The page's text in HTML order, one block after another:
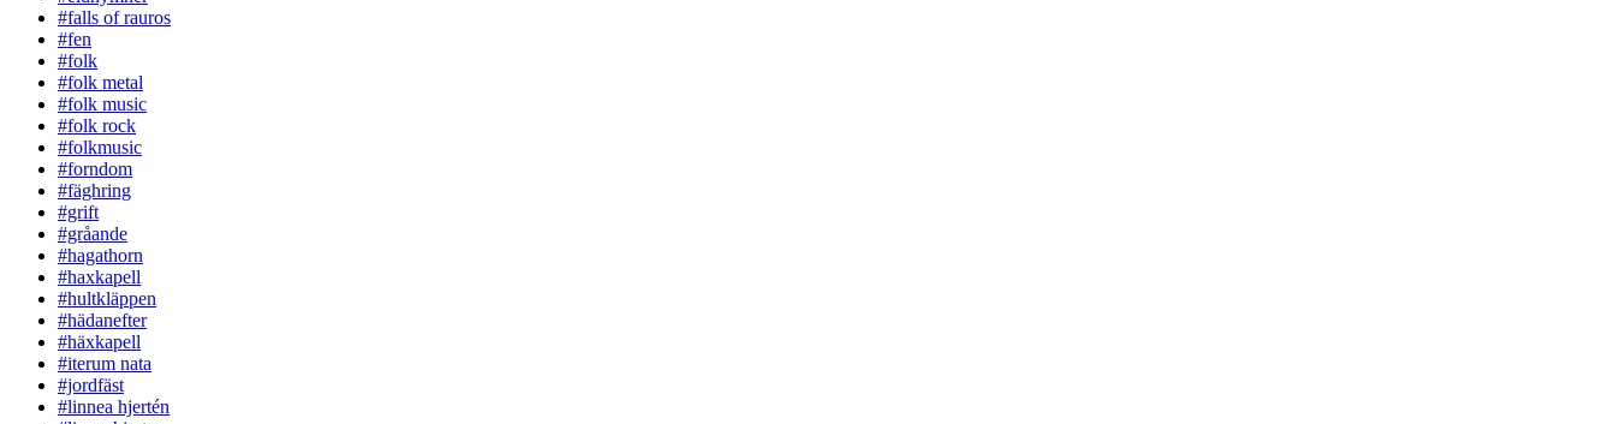
#falls of rauros
#fen
#folk
#folk metal
#folk music
#folk rock
#folkmusic
#forndom
#fäghring
#grift
#gråande
#hagathorn
#haxkapell
#hultkläppen
#hädanefter
#häxkapell
#iterum nata
#jordfäst
#linnea hjertén